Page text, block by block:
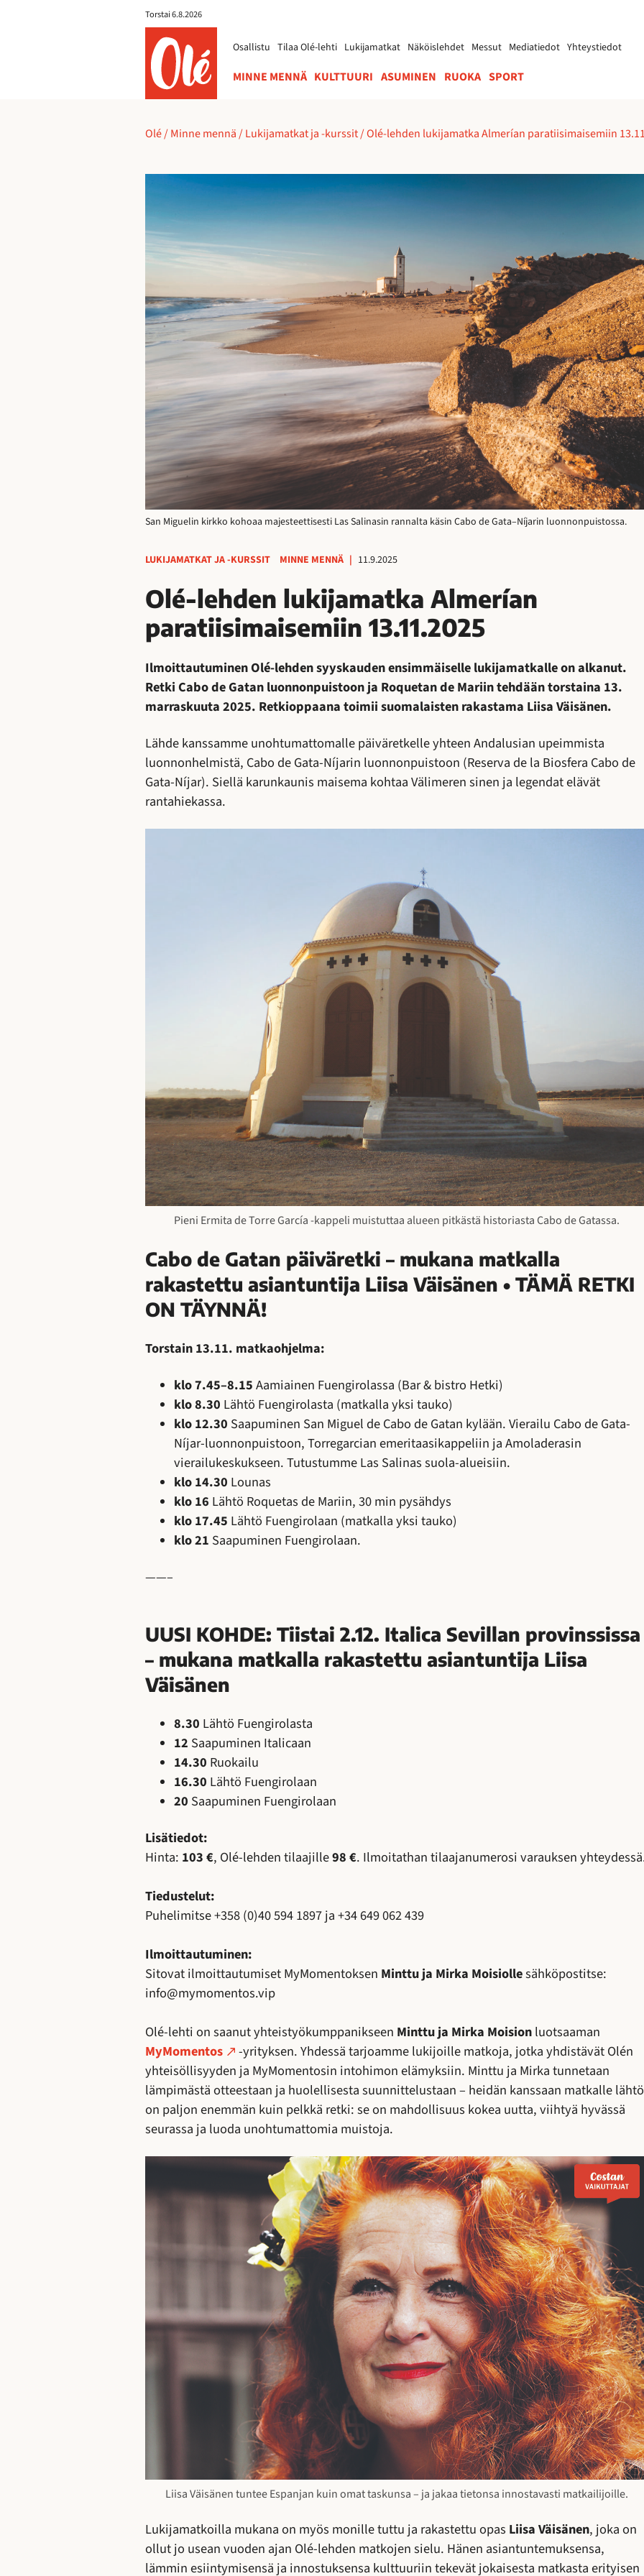
Torstai 6.8.2026
ole.fi
Osallistu Tilaa Olé-lehti Lukijamatkat Näköislehdet Messut Mediatiedot Yhteystiedot
MINNE MENNÄ KULTTUURI ASUMINEN RUOKA SPORT
Olé/Minne mennä/Lukijamatkat ja -kurssit/Olé-lehden lukijamatka Almerían paratiisimaisemiin
San Miguelin kirkko kohoaa majesteettisesti Las Salinasin rannalta käsin Cabo de Gata–Níjarin luonnonpuistossa.
LUKIJAMATKAT JA -KURSSIT MINNE MENNÄ | 11.9.2025
Olé-lehden lukijamatka Almerían
paratiisimaisemiin 13.11.2025
Ilmoittautuminen Olé-lehden syyskauden ensimmäiselle lukijamatkalle on alkanut.
Retki Cabo de Gatan luonnonpuistoon ja Roquetan de Mariin tehdään torstaina 13.
marraskuuta 2025. Retkioppaana toimii suomalaisten rakastama Liisa Väisänen.
Lähde kanssamme unohtumattomalle päiväretkelle yhteen Andalusian upeimmista
luonnonhelmistä, Cabo de Gata-Níjarin luonnonpuistoon (Reserva de la Biosfera Cabo de
Gata-Níjar). Siellä karunkaunis maisema kohtaa Välimeren sinen ja legendat elävät
rantahiekassa.
Pieni Ermita de Torre García -kappeli muistuttaa alueen pitkästä historiasta Cabo de Gatassa.
Cabo de Gatan päiväretki – mukana matkalla
rakastettu asiantuntija Liisa Väisänen • TÄMÄ RETKI
ON TÄYNNÄ!
Torstain 13.11. matkaohjelma:
klo 7.45–8.15Aamiainen Fuengirolassa (Bar & bistro Hetki)
klo 8.30 Lähtö Fuengirolasta (matkalla yksi tauko)
klo 12.30 Saapuminen San Miguel de Cabo de Gatan kylään. Vierailu Cabo de Gata-
Níjar-luonnonpuistoon, Torregarcian emeritaasikappeliin ja Amoladerasin
vierailukeskukseen. Tutustumme Las Salinas suola-alueisiin.
klo 14.30 Lounas
klo 16 Lähtö Roquetas de Mariin, 30 min pysähdys
klo 17.45 Lähtö Fuengirolaan (matkalla yksi tauko)
klo 21 Saapuminen Fuengirolaan.
——–
UUSI KOHDE: Tiistai 2.12. Italica Sevillan provinssissa
– mukana matkalla rakastettu asiantuntija Liisa
Väisänen
8.30 Lähtö Fuengirolasta
12 Saapuminen Italicaan
14.30 Ruokailu
16.30 Lähtö Fuengirolaan
20 Saapuminen Fuengirolaan
Lisätiedot:
Hinta: 103 €, Olé-lehden tilaajille98 €. Ilmoitathan tilaajanumerosi varauksen
Tiedustelut:
Puhelimitse +358 (0)40 594 1897 ja +34 649 062 439
Ilmoittautuminen:
Sitovat ilmoittautumiset MyMomentoksen Minttu ja Mirka Moisiollesähköpostitse:
info@mymomentos.vip
Olé-lehti on saanut yhteistyökumppanikseen Minttu ja Mirka Moisionluotsaaman
MyMomentos
-yrityksen. Yhdessä tarjoamme lukijoille matkoja, jotka yhdistävät Olén
yhteisöllisyyden ja MyMomentosin intohimon elämyksiin. Minttu ja Mirka tunnetaan
lämpimästä otteestaan ja huolellisesta suunnittelustaan – heidän kanssaan matkalle lähtö
on paljon enemmän kuin pelkkä retki: se on mahdollisuus kokea uutta, viihtyä hyvässä
seurassa ja luoda unohtumattomia muistoja.
Liisa Väisänen tuntee Espanjan kuin omat taskunsa – ja jakaa tietonsa innostavasti matkailijoille.
Lukijamatkoilla mukana on myös monille tuttu ja rakastettu opas Liisa Väisänen, joka on
ollut jo usean vuoden ajan Olé-lehden matkojen sielu. Hänen asiantuntemuksensa,
lämmin esiintymisensä ja innostuksensa kulttuuriin tekevät jokaisesta matkasta erityisen